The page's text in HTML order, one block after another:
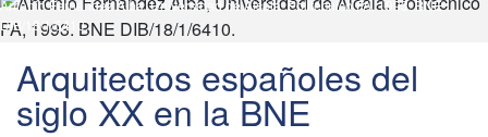
Antonio Fernández Alba, Universidad de Alcalá. Politécnico FA, 1993. BNE
DIB/18/1/6410.
Arquitectos españoles del
siglo XX en la BNE